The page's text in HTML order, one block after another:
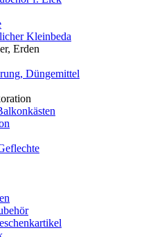
Kleinbeda
Erden
Düngemittel